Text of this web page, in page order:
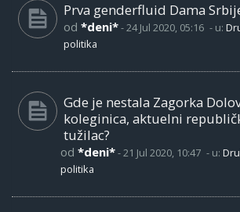
Prva genderfluid Dama
od *deni*-24 Jul 2020, 05:16 - u:
politika
Gde je nestala Zagorka
koleginica, aktuelni
tužilac?
od *deni*-21 Jul 2020, 10:47 - u:
politika